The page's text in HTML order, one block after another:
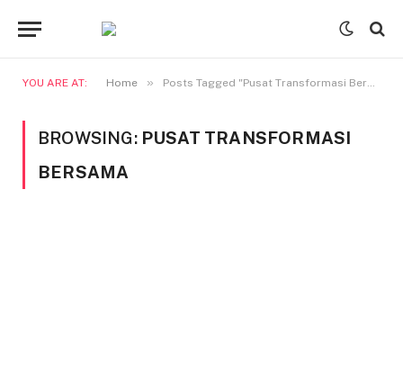
YOU ARE AT: Home » Posts Tagged "Pusat Transformasi Bersama"
BROWSING: PUSAT TRANSFORMASI
BERSAMA